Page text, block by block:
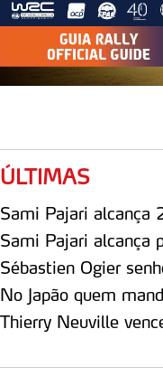
tecnologias similares
experiência de
disponibilizados.
ÚLTIMAS
Sami Pajari alcança
Sami Pajari alcança
Sébastien Ogier
No Japão quem
Thierry Neuville